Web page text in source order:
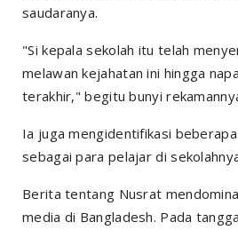
saudaranya.
"Si kepala sekolah itu telah
melawan kejahatan ini hingga
terakhir," begitu bunyi
Ia juga mengidentifikasi
sebagai para pelajar di
Berita tentang Nusrat
media di Bangladesh. Pada